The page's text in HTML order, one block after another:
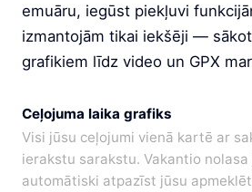
emuāru, iegūst piekļuvi
izmantojām tikai iekšēji —
grafikiem līdz video un GPX
Ceļojuma laika grafiks
Visi jūsu ceļojumi vienā kartē ar
ierakstu sarakstu. Vakantio
automātiski atpazīst jūsu